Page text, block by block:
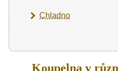
Chladno
Koupelna v